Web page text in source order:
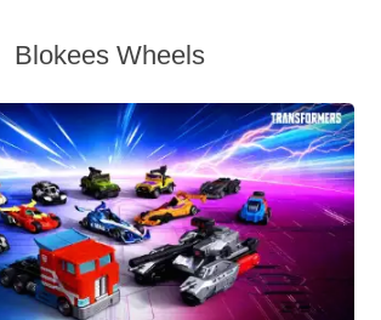
Blokees Wheels